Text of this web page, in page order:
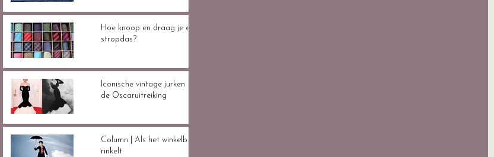
Hoe knoop en draag je een
stropdas?
Iconische vintage jurken tijdens
de Oscaruitreiking
Column | Als het winkelbelletje
rinkelt